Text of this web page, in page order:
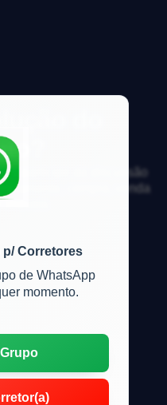
Corretores
de WhatsApp
momento.
e participe da discussão
compra, venda
imóveis